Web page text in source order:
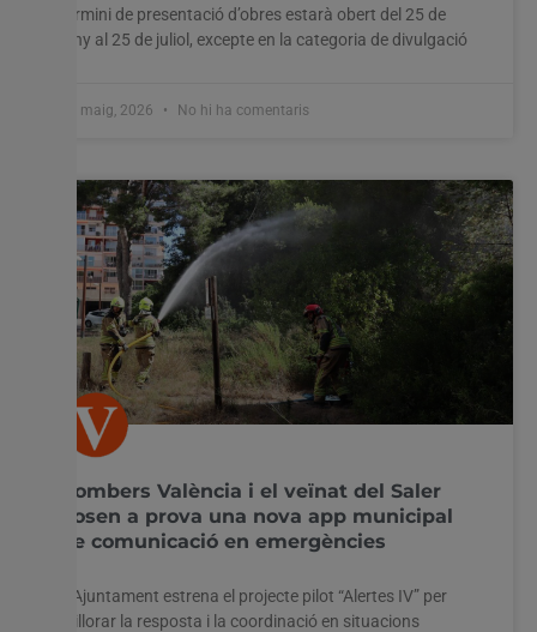
termini de presentació d’obres estarà obert del 25 de
juny al 25 de juliol, excepte en la categoria de divulgació
28 maig, 2026 No hi ha comentaris
Bombers València i el veïnat del Saler
posen a prova una nova app municipal
de comunicació en emergències
L’Ajuntament estrena el projecte pilot “Alertes IV” per
millorar la resposta i la coordinació en situacions